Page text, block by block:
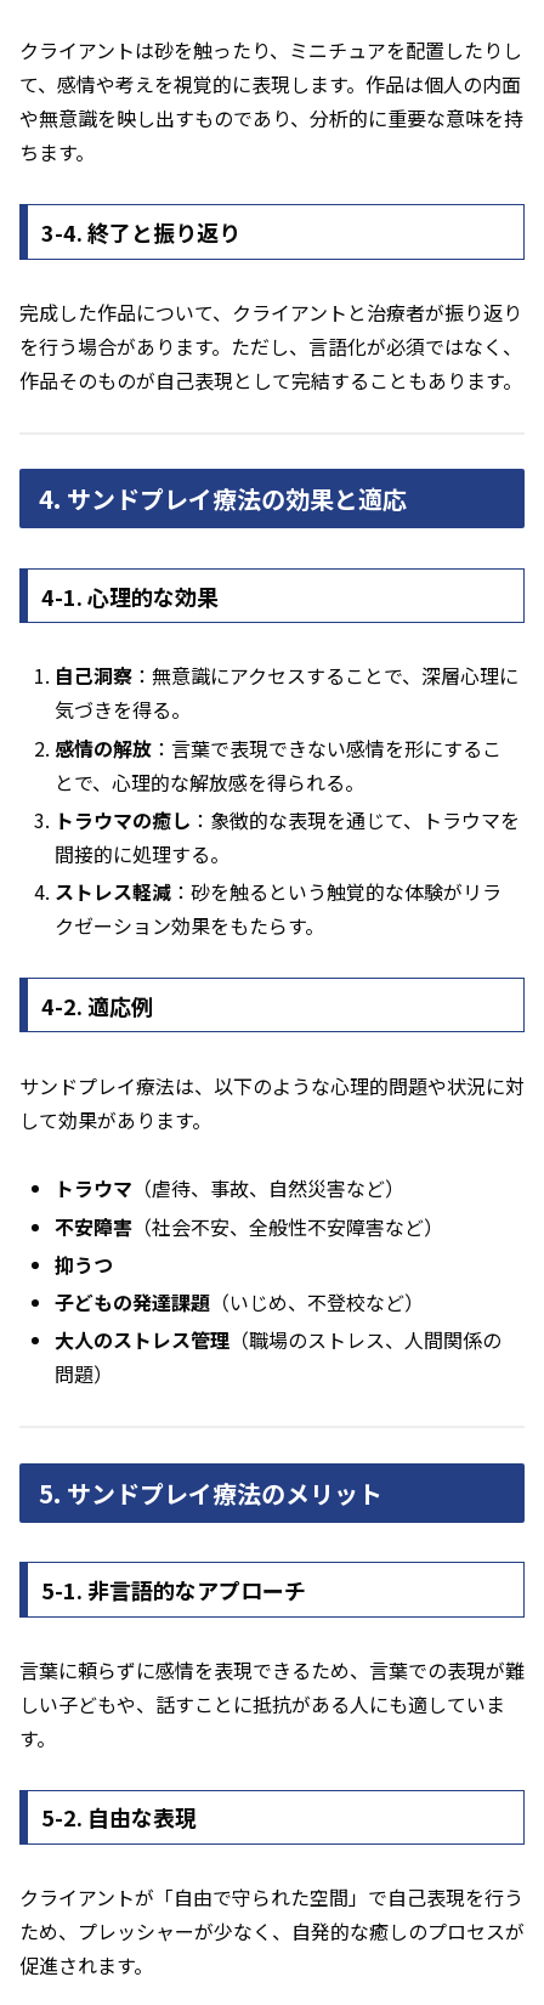
クライアントは砂を触ったり、ミニチュアを配置したりし
て、感情や考えを視覚的に表現します。作品は個人の内面
や無意識を映し出すものであり、分析的に重要な意味を持
ちます。
3-4. 終了と振り返り
完成した作品について、クライアントと治療者が振り返り
を行う場合があります。ただし、言語化が必須ではなく、
作品そのものが自己表現として完結することもあります。
4. サンドプレイ療法の効果と適応
4-1. 心理的な効果
自己洞察 ：無意識にアクセスすることで、深層心理に
気づきを得る。
感情の解放 ：言葉で表現できない感情を形にするこ
とで、心理的な解放感を得られる。
トラウマの癒し ：象徴的な表現を通じて、トラウマを
間接的に処理する。
ストレス軽減 ：砂を触るという触覚的な体験がリラ
クゼーション効果をもたらす。
4-2. 適応例
サンドプレイ療法は、以下のような心理的問題や状況に対
して効果があります。
トラウマ （虐待、事故、自然災害など）
不安障害 （社会不安、全般性不安障害など）
抑うつ
子どもの発達課題 （いじめ、不登校など）
大人のストレス管理 （職場のストレス、人間関係の
問題）
5. サンドプレイ療法のメリット
5-1. 非言語的なアプローチ
言葉に頼らずに感情を表現できるため、言葉での表現が難
しい子どもや、話すことに抵抗がある人にも適していま
す。
5-2. 自由な表現
クライアントが「自由で守られた空間」で自己表現を行う
ため、プレッシャーが少なく、自発的な癒しのプロセスが
促進されます。